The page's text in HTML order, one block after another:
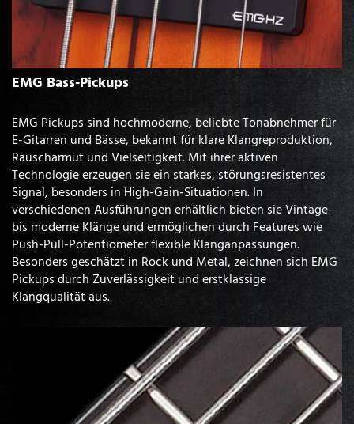
EMG Bass-Pickups
EMG Pickups sind hochmoderne, beliebte Tonabnehmer für
E-Gitarren und Bässe, bekannt für klare Klangreproduktion,
Rauscharmut und Vielseitigkeit. Mit ihrer aktiven
Technologie erzeugen sie ein starkes, störungsresistentes
Signal, besonders in High-Gain-Situationen. In
verschiedenen Ausführungen erhältlich bieten sie Vintage-
bis moderne Klänge und ermöglichen durch Features wie
Push-Pull-Potentiometer flexible Klanganpassungen.
Besonders geschätzt in Rock und Metal, zeichnen sich EMG
Pickups durch Zuverlässigkeit und erstklassige
Klangqualität aus.